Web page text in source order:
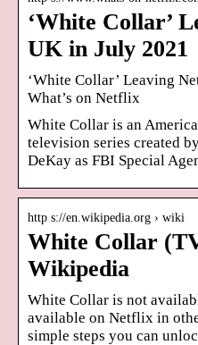
‘White Collar’
UK in July 2021
‘White Collar’ Leaving
What’s on Netflix
White Collar is an
television series created
DeKay as FBI Special
http s://en.wikipedia.org › wiki
White Collar
Wikipedia
White Collar is not
available on Netflix in
simple steps you can